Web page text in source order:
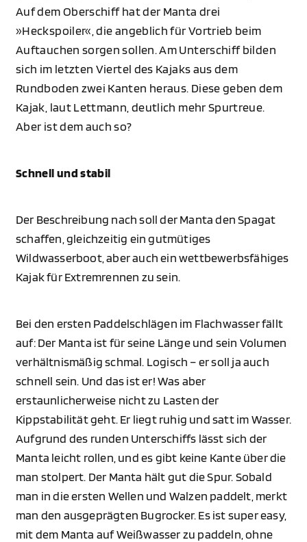
Auf dem Oberschiff hat der Manta drei
»Heckspoiler«, die angeblich für Vortrieb beim
Auftauchen sorgen sollen. Am Unterschiff bilden
sich im letzten Viertel des Kajaks aus dem
Rundboden zwei Kanten heraus. Diese geben dem
Kajak, laut Lettmann, deutlich mehr Spurtreue.
Aber ist dem auch so?
Schnell und stabil
Der Beschreibung nach soll der Manta den Spagat
schaffen, gleichzeitig ein gutmütiges
Wildwasserboot, aber auch ein wettbewerbsfähiges
Kajak für Extremrennen zu sein.
Bei den ersten Paddelschlägen im Flachwasser fällt
auf: Der Manta ist für seine Länge und sein Volumen
verhältnismäßig schmal. Logisch – er soll ja auch
schnell sein. Und das ist er! Was aber
erstaunlicherweise nicht zu Lasten der
Kippstabilität geht. Er liegt ruhig und satt im Wasser.
Aufgrund des runden Unterschiffs lässt sich der
Manta leicht rollen, und es gibt keine Kante über die
man stolpert. Der Manta hält gut die Spur. Sobald
man in die ersten Wellen und Walzen paddelt, merkt
man den ausgeprägten Bugrocker. Es ist super easy,
mit dem Manta auf Weißwasser zu paddeln, ohne